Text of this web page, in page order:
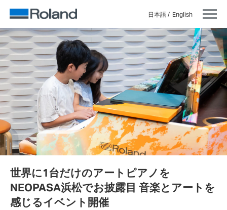
日本語 English
世界に1台だけのアートピアノを
NEOPASA浜松でお披露目 音楽とアートを
感じるイベント開催